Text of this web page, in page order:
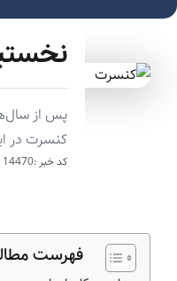
پس از
کنسرت در
کد خبر :14470
فهرست